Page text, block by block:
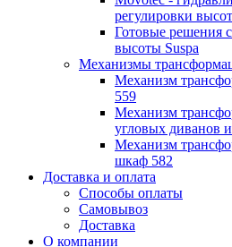
регулировки
Готовые решения
высоты Suspa
Механизмы
Механизм
559
Механизм
угловых диванов
Механизм
шкаф 582
Доставка и оплата
Способы оплаты
Самовывоз
Доставка
О компании